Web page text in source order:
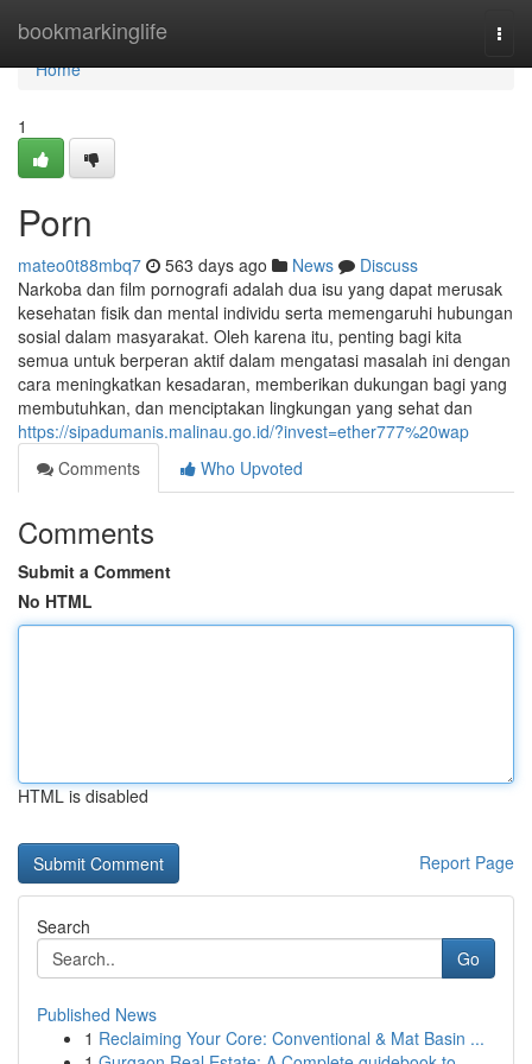
bookmarkinglife
Home
Home
1
Porn
mateo0t88mbq7 563 days ago News
Discuss
Narkoba dan film pornografi adalah dua isu yang dapat merusak
kesehatan fisik dan mental individu serta memengaruhi hubungan
sosial dalam masyarakat. Oleh karena itu, penting bagi kita
semua untuk berperan aktif dalam mengatasi masalah ini dengan
cara meningkatkan kesadaran, memberikan dukungan bagi yang
membutuhkan, dan menciptakan lingkungan yang sehat dan
https://sipadumanis.malinau.go.id/?invest=ether777%20wap
Comments
Who Upvoted
Comments
Submit a Comment
No HTML
HTML is disabled
Report Page
Search
Go
Published News
1 Reclaiming Your Core: Conventional & Mat Basin ...